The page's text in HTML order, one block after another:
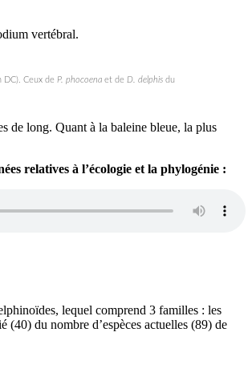
vertébral.
DC). Ceux de P. phocoenaet de D. delphisdu
de long. Quant à la baleine bleue, la plus
relatives à l’écologie et la phylogénie :
lequel comprend 3 familles : les
du nombre d’espèces actuelles (89) de